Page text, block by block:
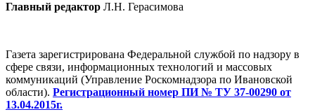
Главный редактор Л.Н. Герасимова
Газета зарегистрирована Федеральной службой по надзору в
сфере связи, информационных технологий и массовых
коммуникаций (Управление Роскомнадзора по Ивановской
области). Регистрационный номер ПИ № ТУ 37-00290 от
13.04.2015г.